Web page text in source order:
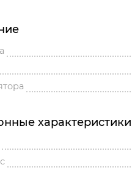
характеристики